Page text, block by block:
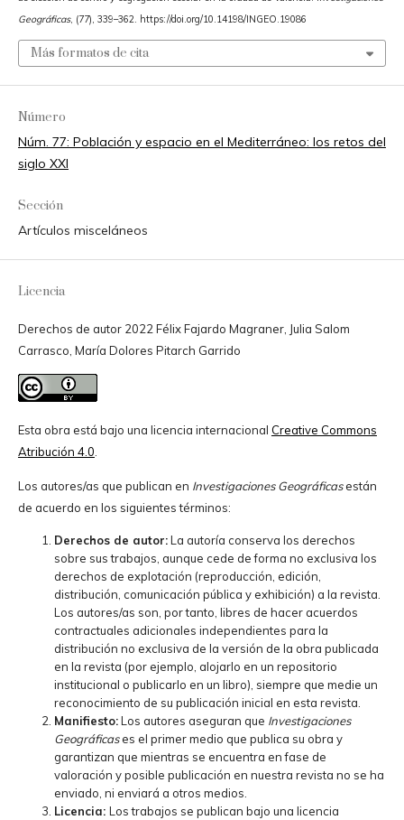
Geográficas, (77), 339–362. https://doi.org/10.14198/INGEO.19086
Más formatos de cita
Número
Núm. 77: Población y espacio en el Mediterráneo: los retos del
siglo XXI
Sección
Artículos misceláneos
Licencia
Derechos de autor 2022 Félix Fajardo Magraner, Julia Salom
Carrasco, María Dolores Pitarch Garrido
Esta obra está bajo una licencia internacional Creative Commons
Atribución 4.0
Los autores/as que publican en Investigaciones Geográficasestán
de acuerdo en los siguientes términos:
Derechos de autor:La autoría conserva los derechos
sobre sus trabajos, aunque cede de forma no exclusiva los
derechos de explotación (reproducción, edición,
distribución, comunicación pública y exhibición) a la revista.
Los autores/as son, por tanto, libres de hacer acuerdos
contractuales adicionales independientes para la
distribución no exclusiva de la versión de la obra publicada
en la revista (por ejemplo, alojarlo en un repositorio
institucional o publicarlo en un libro), siempre que medie un
reconocimiento de su publicación inicial en esta revista.
Manifiesto:Los autores aseguran que Investigaciones
Geográficases el primer medio que publica su obra y
garantizan que mientras se encuentra en fase de
valoración y posible publicación en nuestra revista no se ha
enviado, ni enviará a otros medios.
Licencia: Los trabajos se publican bajo una licencia